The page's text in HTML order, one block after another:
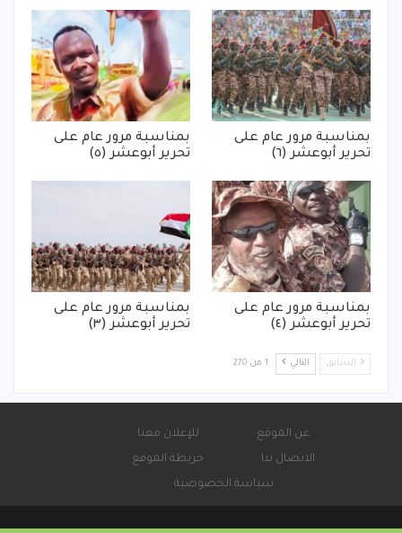
بمناسبة مرور عام على
تحرير أبوعشر (٦)
بمناسبة مرور عام على
تحرير أبوعشر (٥)
بمناسبة مرور عام على
تحرير أبوعشر (٤)
بمناسبة مرور عام على
تحرير أبوعشر (٣)
السابق التالي 1 من 270
عن الموقع
للإعلان معنا
الاتصال بنا
خريطة الموقع
سياسة الخصوصية